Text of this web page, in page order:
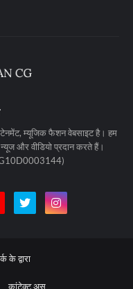
म्यूजिक फैशन वेबसाइट है। हम
और वीडियो प्रदान करते हैं।
के द्वारा
कांटेक्ट अस